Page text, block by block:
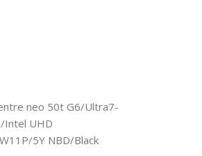
neo 50t G6/Ultra7-
Intel UHD
5Y NBD/Black